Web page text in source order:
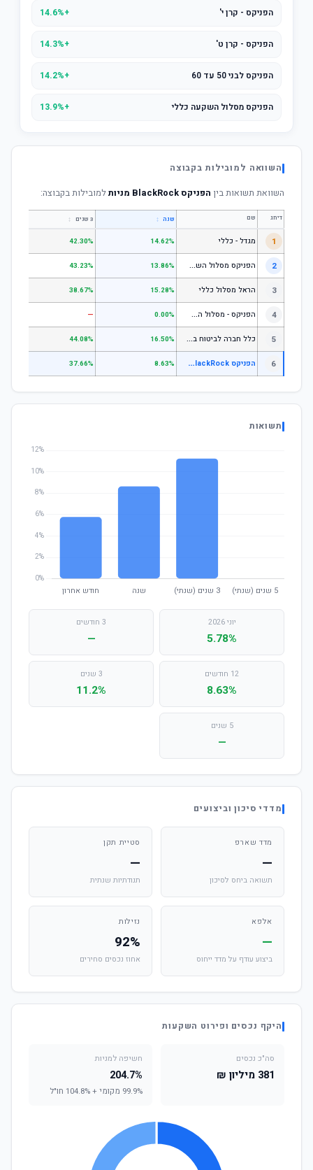
הפניקס - קרן י' +14.6%
הפניקס - קרן ט' +14.3%
הפניקס לבני 50 עד 60 +14.2%
הפניקס מסלול השקעה כללי +13.9%
השוואה למובילות בקבוצה
השוואת תשואות בין הפניקס BlackRock מניות למובילות בקבוצה:
דירוג שם שנה ↕ 3 שנים ↕
1 מגדל - כללי 14.62%
42.30%
2 ה
פניקס מסלול השקעה כללי 13.86%
43.23%
3 הראל מסלול כללי 15.28%
38.67%
4 ה
פניקס - מסלול השקעה בניהול אישי 0.00%
—
5 כ
לל חברה לביטוח בע"מ כללי 16.50%
44.08%
6 ה
פניקס BlackRock מניות 8.63%
37.66%
תשואות
יוני 2026
5.78%
3 חודשים
—
12 חודשים
8.63%
3 שנים
11.2%
5 שנים
—
מדדי סיכון וביצועים
מדד שארפ
—
תשואה ביחס לסיכון
סטיית תקן
—
תנודתיות שנתית
אלפא
—
ביצוע עודף על מדד ייחוס
נזילות
92%
אחוז נכסים סחירים
היקף נכסים ופירוט השקעות
סה"כ נכסים
381 מיליון ₪
חשיפה למניות
204.7%
99.9% מקומי + 104.8% חו"ל